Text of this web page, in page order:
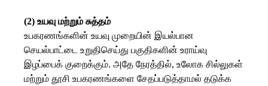
(2) உயவு மற்றும் சுத்தம்
உபகரணங்களின் உயவு முறையின் இயல்பான
செயல்பாட்டை உறுதிசெய்து பகுதிகளின் உராய்வு
இழப்பைக் குறைக்கும். அதே நேரத்தில், உலோக சில்லுகள்
மற்றும் தூசி உபகரணங்களை சேதப்படுத்தாமல் தடுக்க